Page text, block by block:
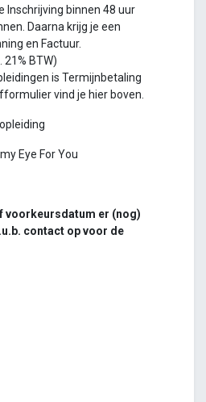
Inschrijving binnen 48 uur
Daarna krijg je een
en Factuur.
21% BTW)
is Termijnbetaling
vind je hier boven.
Eye For You
voorkeursdatum er (nog)
contact op voor de